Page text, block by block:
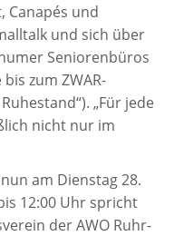
Canapés und
und sich über
Seniorenbüros
zum ZWAR-
„Für jede
nicht nur im
am Dienstag 28.
12:00 Uhr spricht
der AWO Ruhr-